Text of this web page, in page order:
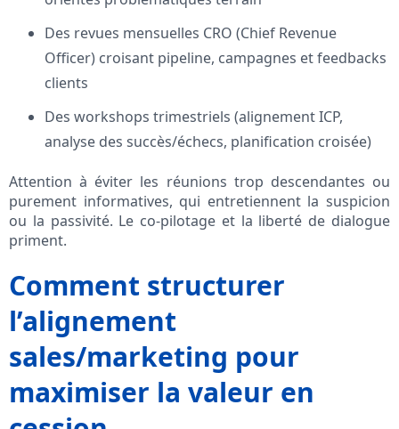
Des revues mensuelles CRO (Chief Revenue
Officer) croisant pipeline, campagnes et feedbacks
clients
Des workshops trimestriels (alignement ICP,
analyse des succès/échecs, planification croisée)
Attention à éviter les réunions trop descendantes ou
purement informatives, qui entretiennent la suspicion
ou la passivité. Le co-pilotage et la liberté de dialogue
priment.
Comment structurer
l’alignement
sales/marketing pour
maximiser la valeur en